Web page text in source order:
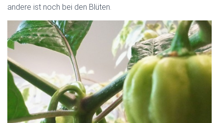
andere ist noch bei den Blüten.